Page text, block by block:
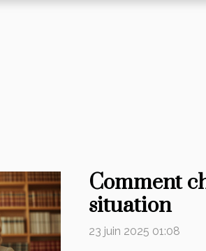
Comment
situation
23 juin 2025 01:08